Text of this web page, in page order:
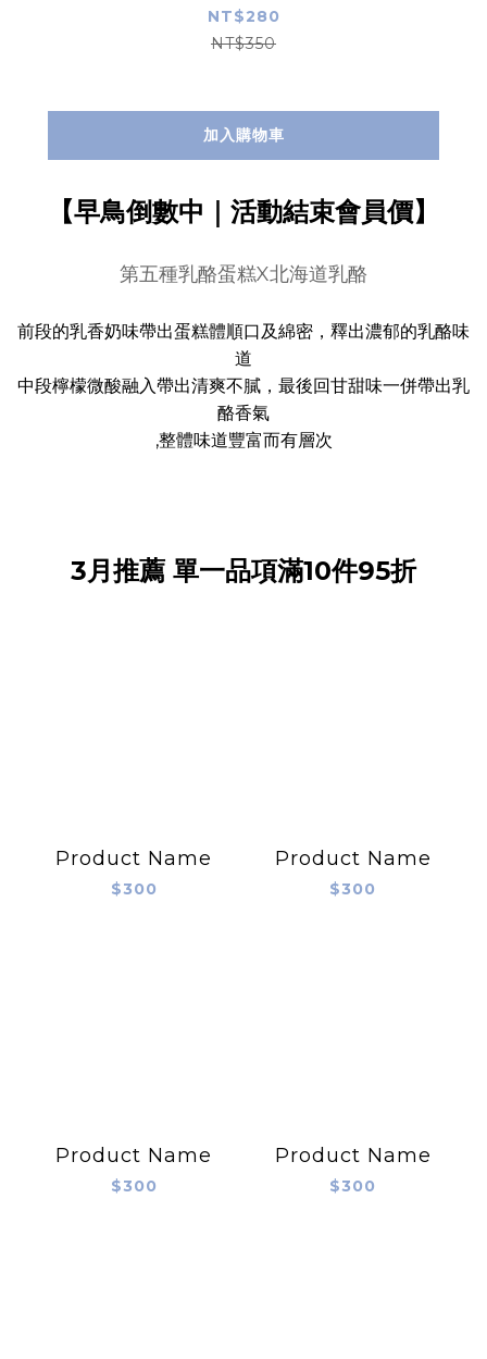
NT$280
NT$350
加入購物車
【早鳥倒數中｜活動結束會員價】
第五種乳酪蛋糕X北海道乳酪
前段的乳香奶味帶出蛋糕體順口及綿密，釋出濃郁的乳酪味
道
中段檸檬微酸融入帶出清爽不膩，最後回甘甜味一併帶出乳
酪香氣
,整體味道豐富而有層次
3月推薦 單一品項滿10件95折
Product Name
$300
Product Name
$300
Product Name
$300
Product Name
$300